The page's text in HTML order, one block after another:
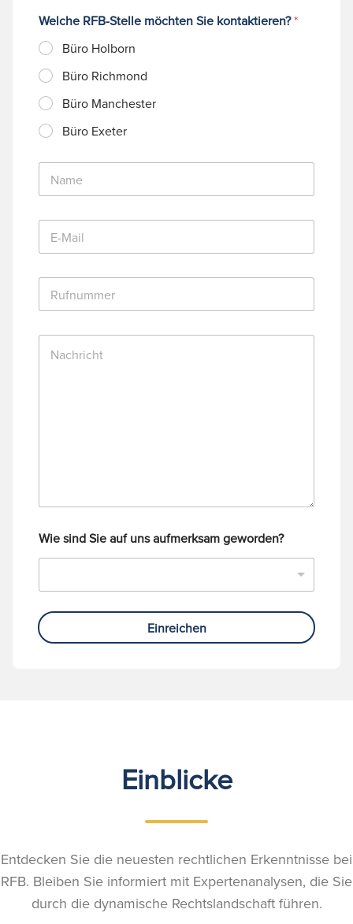
Welche RFB-Stelle möchten Sie kontaktieren?*
Büro Holborn
Büro Richmond
Büro Manchester
Büro Exeter
N
m
E
M
*
R
f
N
Wie sind Sie auf uns aufmerksam geworden?
Einreichen
Einblicke
Entdecken Sie die neuesten rechtlichen Erkenntnisse bei
RFB. Bleiben Sie informiert mit Expertenanalysen, die Sie
durch die dynamische Rechtslandschaft führen.